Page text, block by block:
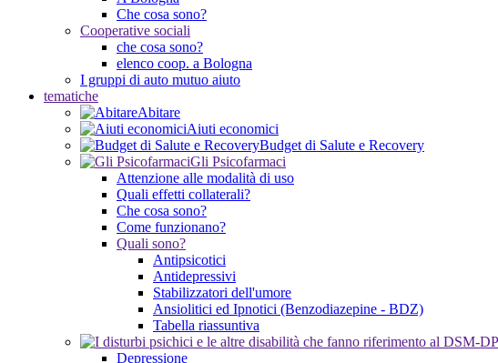
Che cosa sono?
Cooperative sociali
che cosa sono?
elenco coop. a Bologna
I gruppi di auto mutuo aiuto
tematiche
Abitare
Aiuti economici
Budget di Salute e Recovery
Gli Psicofarmaci
Attenzione alle modalità di uso
Quali effetti collaterali?
Che cosa sono?
Come funzionano?
Quali sono?
Antipsicotici
Antidepressivi
Stabilizzatori dell'umore
Ansiolitici ed Ipnotici (Benzodiazepine - BDZ)
Tabella riassuntiva
Depressione